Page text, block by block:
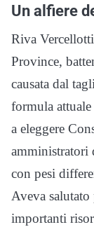
Un alfiere
Riva
Province,
causata dal
formula
a eleggere
amministratori
con pesi
Aveva
importanti